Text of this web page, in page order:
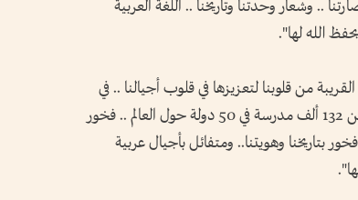
.. وشعار وحدتنا وتاريخنا .. اللغة العربية
الله لها".
من قلوبنا لتعزيزها في قلوب أجيالنا .. في
دورته التاسعة، بلغ عدد المشاركين 32 مليون طالب من 132 ألف مدرسة في 50 دولة حول العالم .. فخور
بتاريخنا وهويتنا.. ومتفائل بأجيال عربية